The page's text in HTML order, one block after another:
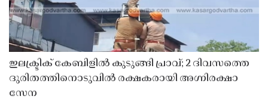
ഇലക്ട്രിക് കേബിളിൽ കുടുങ്ങി പ്രാവ്; 2 ദിവസത്തെ
ദുരിതത്തിനൊടുവിൽ രക്ഷകരായി അഗ്നിരക്ഷാ
സേന